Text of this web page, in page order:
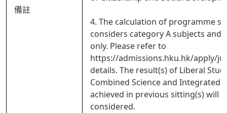
備註
4. The calculation of programme
considers category A subjects and
only. Please refer to
https://admissions.hku.hk/apply/
details. The result(s) of Liberal
Combined Science and Integrated
achieved in previous sitting(s) will
considered.